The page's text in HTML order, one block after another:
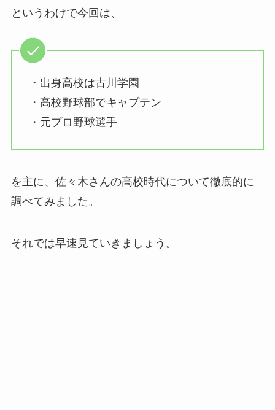
というわけで今回は、
・出身高校は古川学園
・高校野球部でキャプテン
・元プロ野球選手
を主に、佐々木さんの高校時代について徹底的に
調べてみました。
それでは早速見ていきましょう。